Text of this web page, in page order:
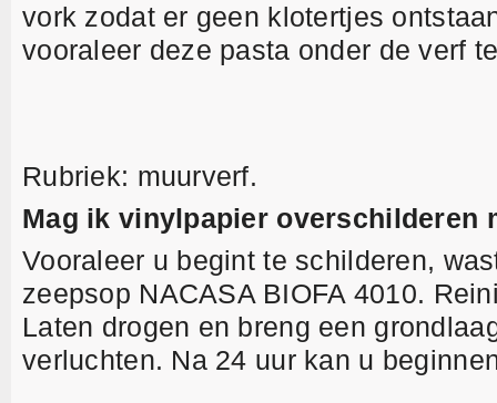
vork zodat er geen klotertjes
vooraleer deze pasta onder de verf
Rubriek: muurverf.
Mag ik vinylpapier overschilderen
Vooraleer u begint te schilderen,
zeepsop NACASA BIOFA 4010.
Laten drogen en breng een
verluchten. Na 24 uur kan u